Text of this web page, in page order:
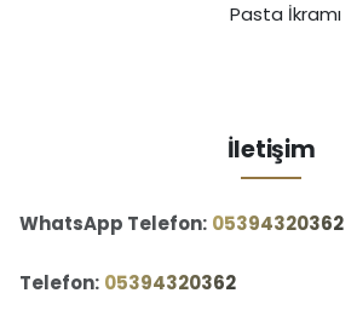
Pasta İkramı
İletişim
WhatsApp Telefon: ‪05394320362‬
Telefon: ‪05394320362‬